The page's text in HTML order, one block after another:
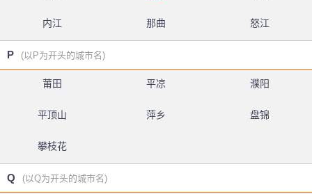
内江 那曲 怒江
P (以P为开头的城市名)
莆田 平凉 濮阳
平顶山 萍乡 盘锦
攀枝花
Q (以Q为开头的城市名)